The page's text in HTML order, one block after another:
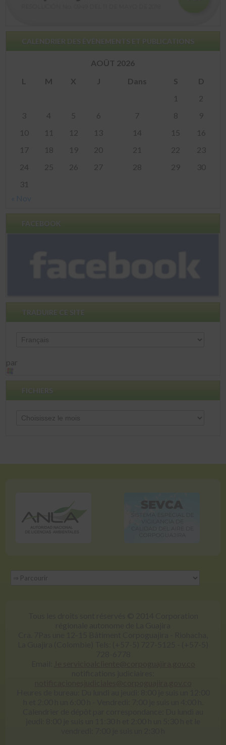
CALENDRIER DES ÉVÉNEMENTS ET PUBLICATIONS
AOÛT 2026
L
M X J Dans S
D
1
2
3
4 5 6 7 8
9
10
11 12 13 14 15
16
17
18 19 20 21 22
23
24
25 26 27 28 29
30
31
FACEBOOK
TRADUIRE CE SITE
par
FICHIERS